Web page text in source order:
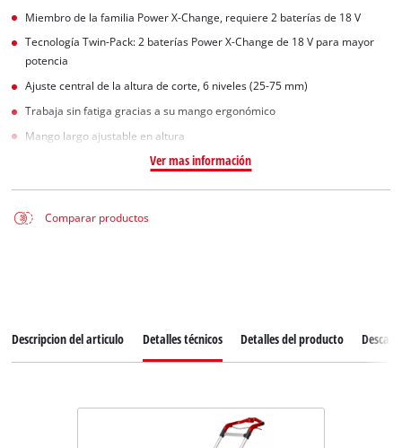
Miembro de la familia Power X-Change, requiere 2 baterías de 18 V
Tecnología Twin-Pack: 2 baterías Power X-Change de 18 V para mayor
potencia
Ajuste central de la altura de corte, 6 niveles (25-75 mm)
Trabaja sin fatiga gracias a su mango ergonómico
Mango largo ajustable en altura
Ver mas información
Comparar productos
Descripcion del articulo Detalles técnicos Detalles del producto